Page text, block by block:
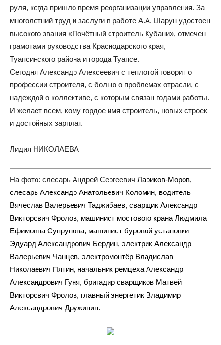
руля, когда пришло время реорганизации управления. За
многолетний труд и заслуги в работе А.А. Шарун удостоен
высокого звания «Почётный строитель Кубани», отмечен
грамотами руководства Краснодарского края,
Туапсинского района и города Туапсе.
Сегодня Александр Алексеевич с теплотой говорит о
профессии строителя, с болью о проблемах отрасли, с
надеждой о коллективе, с которым связан годами работы.
И желает всем, кому гордое имя строитель, новых строек
и достойных зарплат.
Лидия НИКОЛАЕВА
На фото: слесарь Андрей Сергеевич Лариков-Моров,
слесарь Александр Анатольевич Коломин, водитель
Вячеслав Валерьевич Таджибаев, сварщик Александр
Викторович Фролов, машинист мостового крана Людмила
Ефимовна Супрунова, машинист буровой установки
Эдуард Александрович Бердин, электрик Александр
Валерьевич Чанцев, электромонтёр Владислав
Николаевич Пятин, начальник ремцеха Александр
Александрович Гуня, бригадир сварщиков Матвей
Викторович Фролов, главный энергетик Владимир
Александрович Дружинин.